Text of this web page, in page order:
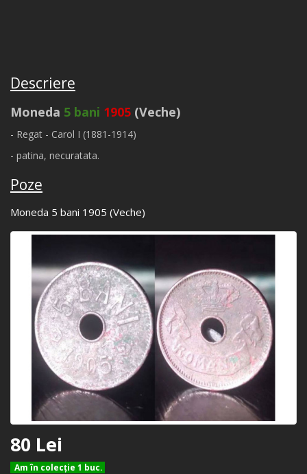
Descriere
Moneda 5 bani 1905 (Veche)
- Regat - Carol I (1881-1914)
- patina, necuratata.
Poze
Moneda 5 bani 1905 (Veche)
80 Lei
Am în colecţie 1 buc.